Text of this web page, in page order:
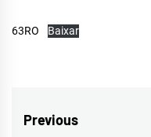
63RO Baixar
Navegação
Previous